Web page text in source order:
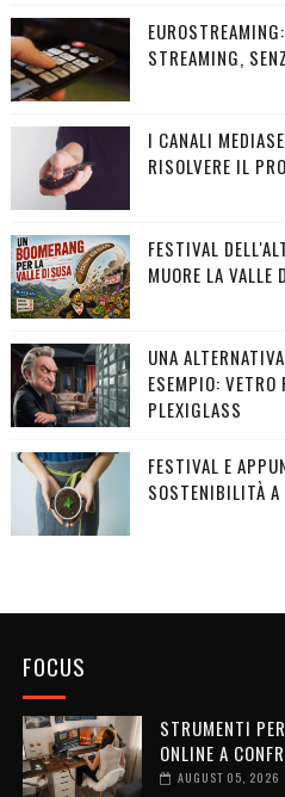
STREAMING,
I CANALI
RISOLVERE IL
FESTIVAL
MUORE LA VALLE
UNA
ESEMPIO: VETRO
PLEXIGLASS
FESTIVAL E
SOSTENIBILITÀ A
FOCUS
STRUMENTI
ONLINE A
AUGUST 05, 2026